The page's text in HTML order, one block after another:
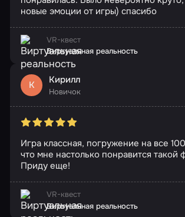
новые эмоции от игры) спасибо
VR-квест
Виртуальная реальность
К Кирилл
Новичок
Игра классная, погружение на все
что мне настолько понравится такой
Приду еще!
VR-квест
Виртуальная реальность